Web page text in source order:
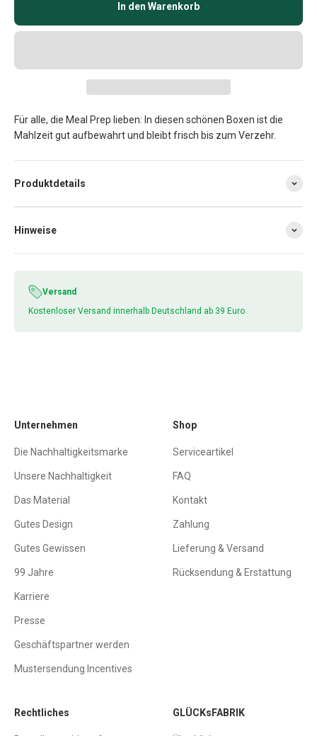
In den Warenkorb
Für alle, die Meal Prep lieben: In diesen schönen Boxen ist die
Mahlzeit gut aufbewahrt und bleibt frisch bis zum Verzehr.
Produktdetails
Hinweise
Versand
Kostenloser Versand innerhalb Deutschland ab 39 Euro
Unternehmen
Die Nachhaltigkeitsmarke
Unsere Nachhaltigkeit
Das Material
Gutes Design
Gutes Gewissen
99 Jahre
Karriere
Presse
Geschäftspartner werden
Mustersendung Incentives
Shop
Serviceartikel
FAQ
Kontakt
Zahlung
Lieferung & Versand
Rücksendung & Erstattung
Rechtliches GLÜCKsFABRIK